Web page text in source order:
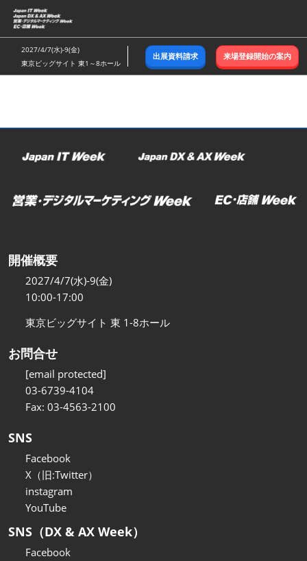
ス
キ
ッ
し
む
2027/4/7(水)-9(金)
東京ビッグサイト 東1～8ホール
出展資料請求 来場登録開始の案内
開催概要
2027/4/7(水)-9(金)
10:00-17:00
東京ビッグサイト 東 1-8ホール
お問合せ
[email protected]
03-6739-4104
Fax: 03-4563-2100
SNS
Facebook
X（旧:Twitter）
instagram
YouTube
SNS（DX & AX Week）
Facebook